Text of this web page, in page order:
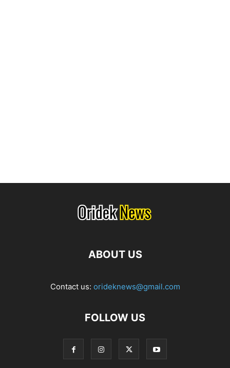
ABOUT US
Contact us: orideknews@gmail.com
FOLLOW US